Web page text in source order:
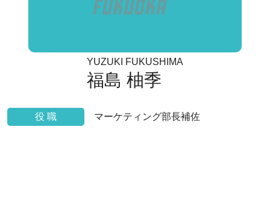
YUZUKI FUKUSHIMA
福島 柚季
役 職 マーケティング部長補佐